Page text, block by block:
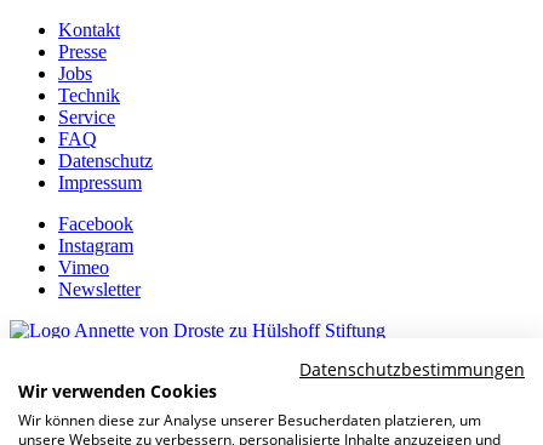
Kontakt
Presse
Jobs
Technik
Service
FAQ
Datenschutz
Impressum
Facebook
Instagram
Vimeo
Newsletter
Datenschutzbestimmungen
Wir verwenden Cookies
Wir können diese zur Analyse unserer Besucherdaten platzieren, um
unsere Webseite zu verbessern, personalisierte Inhalte anzuzeigen und